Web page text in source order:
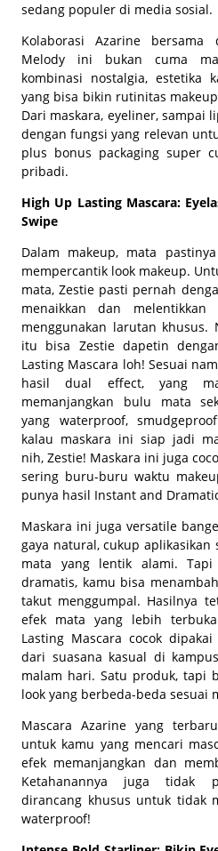
sedang populer di media sosial.
Kolaborasi Azarine
Melody ini bukan cuma
kombinasi nostalgia, estetika
yang bisa bikin rutinitas
Dari maskara, eyeliner, sampai
dengan fungsi yang relevan
plus bonus packaging super
pribadi.
High Up Lasting Mascara:
Swipe
Dalam makeup, mata
mempercantik look makeup.
mata, Zestie pasti pernah
menaikkan dan
menggunakan larutan khusus.
itu bisa Zestie dapetin
Lasting Mascara loh! Sesuai
hasildual effect, yang
memanjangkan bulu mata
yang waterproof, smudgeproof
kalau maskara ini siap jadi
nih, Zestie! Maskara ini juga
sering buru-buru waktu
punya hasil Instant and
Maskara ini juga versatile
gaya natural, cukup
mata yang lentik alami.
dramatis, kamu bisa
takut menggumpal. Hasilnya
efek mata yang lebih
Lasting Mascara cocok
dari suasana kasual di
malam hari. Satu produk, tapi
look yang berbeda-beda sesuai
Mascara Azarine yang
untuk kamu yang mencari
efek memanjangkan dan
Ketahanannya juga tidak
dirancang khusus untuk tidak
waterproof!